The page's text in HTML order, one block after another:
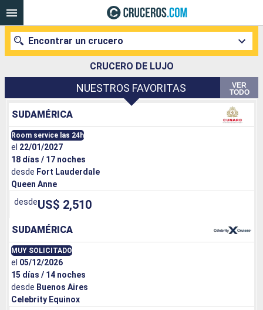
Encontrar un crucero
Fecha de salida
Puertos
Buscar
CRUCERO DE LUJO
NUESTROS FAVORITAS
VER
TODO
SUDAMÉRICA
Queen Anne
desde Fort Lauderdale
18 días / 17 noches
el 22/01/2027
Room service las 24h
desdeUS$ 2,510
SUDAMÉRICA
Celebrity Equinox
desde Buenos Aires
15 días / 14 noches
el 05/12/2026
MUY SOLICITADO